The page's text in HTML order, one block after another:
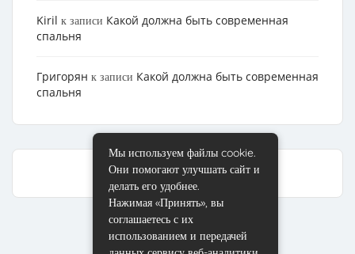
Kiril к записи Какой должна быть современная
спальня
Григорян к записи Какой должна быть современная
спальня
Мы используем файлы cookie.
Они помогают улучшать сайт и
делать его удобнее.
Нажимая «Принять», вы
соглашаетесь с их
использованием и передачей